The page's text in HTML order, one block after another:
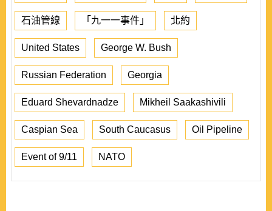
石油管線 「九一一事件」 北約
United States George W. Bush
Russian Federation Georgia
Eduard Shevardnadze Mikheil Saakashivili
Caspian Sea South Caucasus Oil Pipeline
Event of 9/11 NATO